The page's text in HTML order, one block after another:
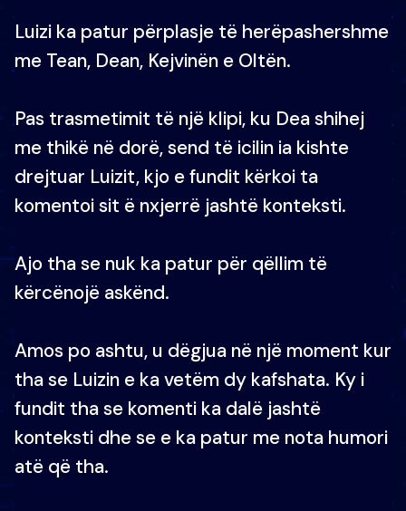
Luizi ka patur përplasje të herëpashershme
me Tean, Dean, Kejvinën e Oltën.
Pas trasmetimit të një klipi, ku Dea shihej
me thikë në dorë, send të icilin ia kishte
drejtuar Luizit, kjo e fundit kërkoi ta
komentoi sit ë nxjerrë jashtë konteksti.
Ajo tha se nuk ka patur për qëllim të
kërcënojë askënd.
Amos po ashtu, u dëgjua në një moment kur
tha se Luizin e ka vetëm dy kafshata. Ky i
fundit tha se komenti ka dalë jashtë
konteksti dhe se e ka patur me nota humori
atë që tha.